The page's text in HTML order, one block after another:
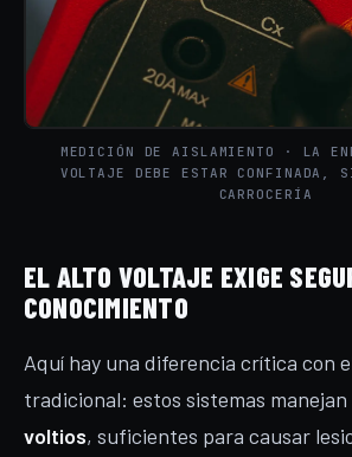
MEDICIÓN DE AISLAMIENTO · LA
VOLTAJE DEBE ESTAR CONFINADA,
CARROCERÍA
EL ALTO VOLTAJE EXIGE
CONOCIMIENTO
Aquí hay una diferencia crítica con
tradicional: estos sistemas manejan
voltios, suficientes para causar